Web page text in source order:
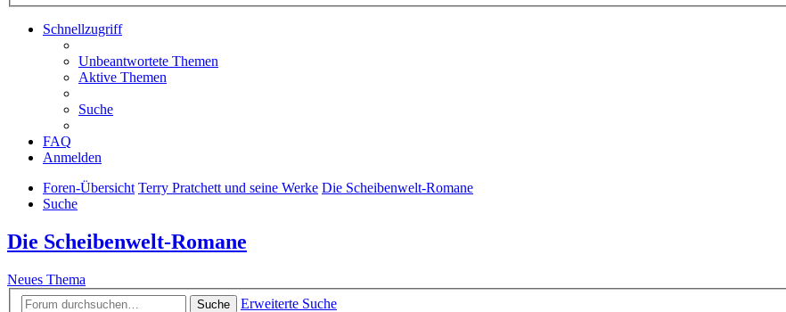
Schnellzugriff
Unbeantwortete Themen
Aktive Themen
Suche
FAQ
Anmelden
Foren-Übersicht Terry Pratchett und seine Werke Die Scheibenwelt-Romane
Suche
Die Scheibenwelt-Romane
Neues Thema
Suche
Erweiterte Suche